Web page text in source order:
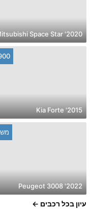
2020' Mitsubishi Space Star
2015' Kia Forte
2022' Peugeot 3008
עיון בכל רכבים